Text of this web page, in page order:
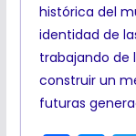
histórica del
identidad de
trabajando de
construir un
futuras